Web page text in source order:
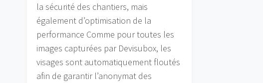
la sécurité des chantiers, mais
également d’optimisation de la
performance Comme pour toutes les
images capturées par Devisubox, les
visages sont automatiquement floutés
afin de garantir l’anonymat des